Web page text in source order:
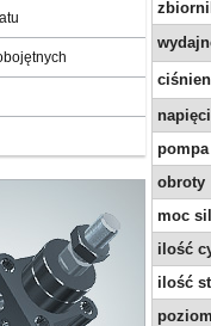
pompa
obroty
moc
ilość
ilość